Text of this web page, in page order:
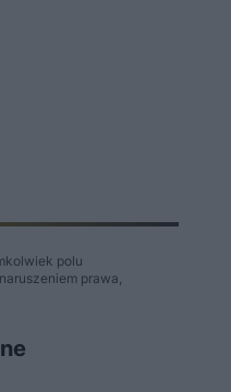
polu
prawa,